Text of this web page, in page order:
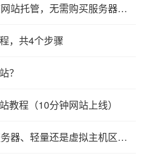
阿里云对象存储OSS静态网站托管，无需购买服务器，网站上线教程！
，共4个步骤
？
教程（10分钟网站上线）
阿里云建站选择ECS云服务器、轻量还是虚拟主机区别对比表